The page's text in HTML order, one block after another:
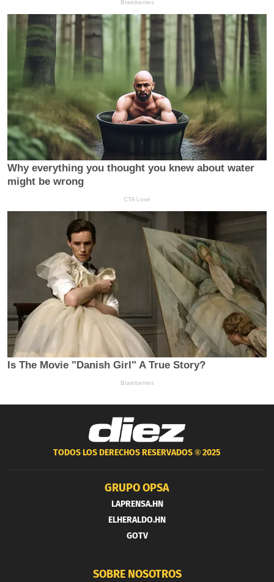
TODOS LOS DERECHOS RESERVADOS ®2025
GRUPO OPSA
LAPRENSA.HN
ELHERALDO.HN
GOTV
SOBRE NOSOTROS